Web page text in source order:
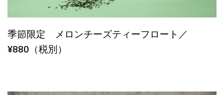
季節限定 メロンチーズティーフロート／
¥880（税別）